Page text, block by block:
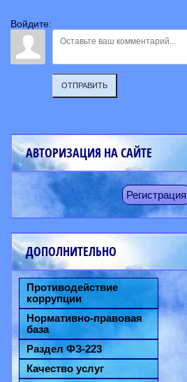
Войдите:
ОТПРАВИТЬ
АВТОРИЗАЦИЯ НА САЙТЕ
Регистрация
ДОПОЛНИТЕЛЬНО
Противодействие
коррупции
Нормативно-правовая
база
Раздел ФЗ-223
Качество услуг